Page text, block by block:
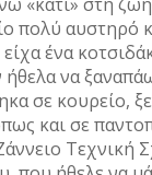
πολύ αυστηρό
ένα
ήθελα να
σε κουρείο,
και σε
Τεχνική